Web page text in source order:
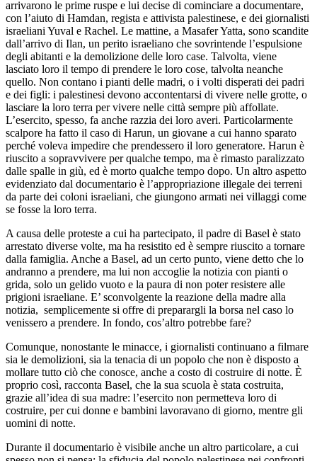
arrivarono le prime ruspe e lui decise di cominciare a documentare,
con l’aiuto di Hamdan, regista e attivista palestinese, e dei giornalisti
israeliani Yuval e Rachel. Le mattine, a Masafer Yatta, sono scandite
dall’arrivo di Ilan, un perito israeliano che sovrintende l’espulsione
degli abitanti e la demolizione delle loro case. Talvolta, viene
lasciato loro il tempo di prendere le loro cose, talvolta neanche
quello. Non contano i pianti delle madri, o i volti disperati dei padri
e dei figli: i palestinesi devono accontentarsi di vivere nelle grotte, o
lasciare la loro terra per vivere nelle città sempre più affollate.
L’esercito, spesso, fa anche razzia dei loro averi. Particolarmente
scalpore ha fatto il caso di Harun, un giovane a cui hanno sparato
perché voleva impedire che prendessero il loro generatore. Harun è
riuscito a sopravvivere per qualche tempo, ma è rimasto paralizzato
dalle spalle in giù, ed è morto qualche tempo dopo. Un altro aspetto
evidenziato dal documentario è l’appropriazione illegale dei terreni
da parte dei coloni israeliani, che giungono armati nei villaggi come
se fosse la loro terra.
A causa delle proteste a cui ha partecipato, il padre di Basel è stato
arrestato diverse volte, ma ha resistito ed è sempre riuscito a tornare
dalla famiglia. Anche a Basel, ad un certo punto, viene detto che lo
andranno a prendere, ma lui non accoglie la notizia con pianti o
grida, solo un gelido vuoto e la paura di non poter resistere alle
prigioni israeliane. E’ sconvolgente la reazione della madre alla
notizia, semplicemente si offre di preparargli la borsa nel caso lo
venissero a prendere. In fondo, cos’altro potrebbe fare?
Comunque, nonostante le minacce, i giornalisti continuano a filmare
sia le demolizioni, sia la tenacia di un popolo che non è disposto a
mollare tutto ciò che conosce, anche a costo di costruire di notte. È
proprio così, racconta Basel, che la sua scuola è stata costruita,
grazie all’idea di sua madre: l’esercito non permetteva loro di
costruire, per cui donne e bambini lavoravano di giorno, mentre gli
uomini di notte.
Durante il documentario è visibile anche un altro particolare, a cui